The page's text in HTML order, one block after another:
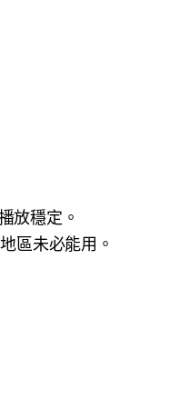
放穩定。
區未必能用。